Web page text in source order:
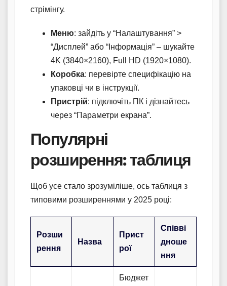
стрімінгу.
Меню: зайдіть у “Налаштування” >
“Дисплей” або “Інформація” – шукайте
4K (3840×2160), Full HD (1920×1080).
Коробка: перевірте специфікацію на
упаковці чи в інструкції.
Пристрій: підключіть ПК і дізнайтесь
через “Параметри екрана”.
Популярні
розширення: таблиця
Щоб усе стало зрозуміліше, ось таблиця з
типовими розширеннями у 2025 році:
Розши
рення
Назва
Прист
рої
Співві
дноше
ння
Бюджет